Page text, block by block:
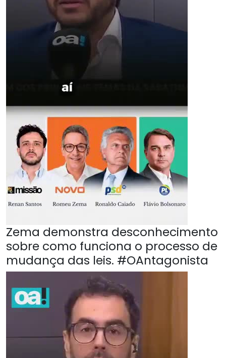
Zema demonstra desconhecimento
sobre como funciona o processo de
mudança das leis. #OAntagonista